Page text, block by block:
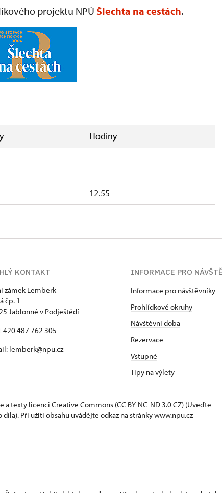
projektu NPÚ Šlechta na cestách.
Hodiny
12.55
KONTAKT
zámek Lemberk
čp. 1
Jablonné v Podještědí
487 762 305
lemberk@npu.cz
INFORMACE PRO
Informace pro návštěvníky
Prohlídkové okruhy
Návštěvní doba
Rezervace
Vstupné
Tipy na výlety
a texty licenci Creative Commons (CC BY-NC-ND 3.0 CZ) (Uveďte
Při užití obsahu uvádějte odkaz na stránky www.npu.cz